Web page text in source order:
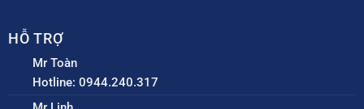
HỖ TRỢ
Mr Toàn
Hotline: 0944.240.317